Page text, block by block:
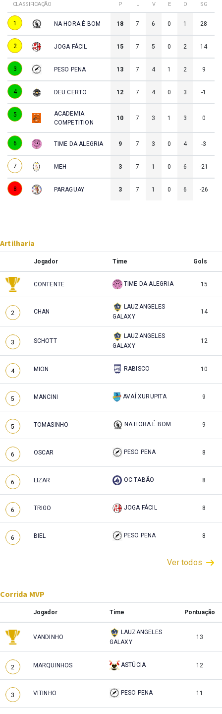
CLASSIFICAÇÃO P J V E D SG
1 NA HORA É BOM 18 7 6 0 1 28
2 JOGA FÁCIL 15 7 5 0 2 14
3 PESO PENA 13 7 4 1 2 9
4 DEU CERTO 12 7 4 0 3 -1
5
ACADEMIA
COMPETITION
10 7 3 1 3 0
6 TIME DA ALEGRIA 9 7 3 0 4 -3
7 MEH 3 7 1 0 6 -21
8 PARAGUAY 3 7 1 0 6 -26
Artilharia
Jogador Time Gols
CONTENTE TIME DA ALEGRIA 15
2 CHAN
LAUZANGELES
GALAXY
14
3 SCHOTT
LAUZANGELES
GALAXY
12
4 MION RABISCO 10
5 MANCINI AVAÍ XURUPITA 9
5 TOMASINHO NA HORA É BOM 9
6 OSCAR PESO PENA 8
6 LIZAR OC TABÃO 8
6 TRIGO JOGA FÁCIL 8
6 BIEL PESO PENA 8
Ver todos
Corrida MVP
Jogador Time Pontuação
VANDINHO
LAUZANGELES
GALAXY
13
2 MARQUINHOS ASTÚCIA 12
3 VITINHO PESO PENA 11